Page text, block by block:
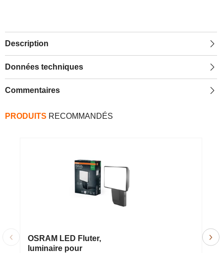
Description
Données techniques
Commentaires
PRODUITS RECOMMANDÉS
OSRAM LED Fluter,
luminaire pour